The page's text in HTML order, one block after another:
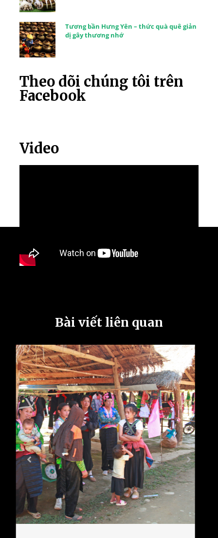
Tương bần Hưng Yên – thức quà quê giản
dị gây thương nhớ
Theo dõi chúng tôi trên
Facebook
Video
Bài viết liên quan